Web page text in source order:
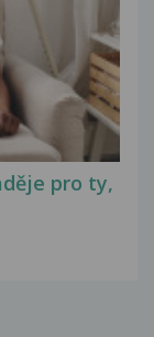
pro ty,